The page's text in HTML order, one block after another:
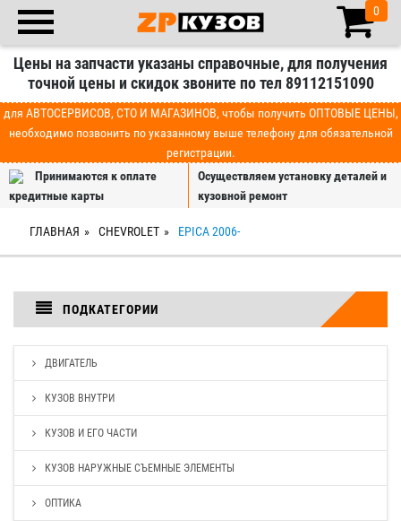
0
Цены на запчасти указаны справочные, для получения
точной цены и скидок звоните по тел 89112151090
для АВТОСЕРВИСОВ, СТО И МАГАЗИНОВ, чтобы получить ОПТОВЫЕ ЦЕНЫ,
необходимо позвонить по указанному выше телефону для обязательной
регистрации.
Принимаются к оплате
кредитные карты
Осуществляем установку деталей и
кузовной ремонт
ГЛАВНАЯ CHEVROLET EPICA 2006-
ПОДКАТЕГОРИИ
ДВИГАТЕЛЬ
КУЗОВ ВНУТРИ
КУЗОВ И ЕГО ЧАСТИ
КУЗОВ НАРУЖНЫЕ СЪЕМНЫЕ ЭЛЕМЕНТЫ
ОПТИКА